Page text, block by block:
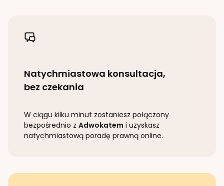
Natychmiastowa konsultacja,
bez czekania
W ciągu kilku minut zostaniesz połączony
bezpośrednio z Adwokatem i uzyskasz
natychmiastową poradę prawną online.